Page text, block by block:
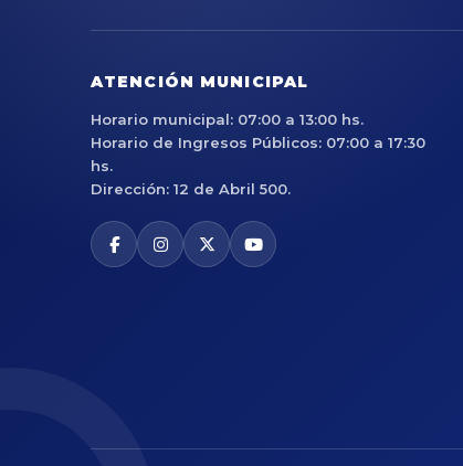
ATENCIÓN MUNICIPAL
Horario municipal: 07:00 a 13:00 hs.
Horario de Ingresos Públicos: 07:00 a 17:30
hs.
Dirección: 12 de Abril 500.